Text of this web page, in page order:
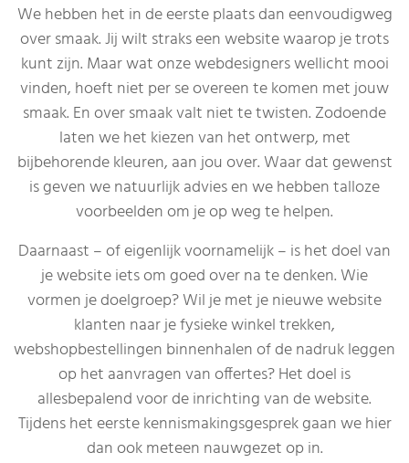
We hebben het in de eerste plaats dan eenvoudigweg
over smaak. Jij wilt straks een website waarop je trots
kunt zijn. Maar wat onze webdesigners wellicht mooi
vinden, hoeft niet per se overeen te komen met jouw
smaak. En over smaak valt niet te twisten. Zodoende
laten we het kiezen van het ontwerp, met
bijbehorende kleuren, aan jou over. Waar dat gewenst
is geven we natuurlijk advies en we hebben talloze
voorbeelden om je op weg te helpen.
Daarnaast – of eigenlijk voornamelijk – is het doel van
je website iets om goed over na te denken. Wie
vormen je doelgroep? Wil je met je nieuwe website
klanten naar je fysieke winkel trekken,
webshopbestellingen binnenhalen of de nadruk leggen
op het aanvragen van offertes? Het doel is
allesbepalend voor de inrichting van de website.
Tijdens het eerste kennismakingsgesprek gaan we hier
dan ook meteen nauwgezet op in.